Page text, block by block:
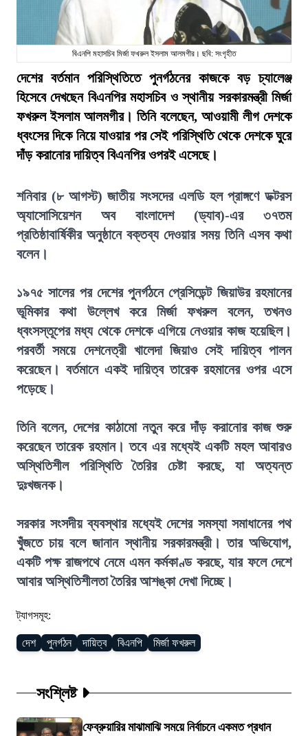
বিএনপি মহাসচিব মির্জা ফখরুল ইসলাম আলমগীর। ছবি: সংগৃহীত
দেশের বর্তমান পরিস্থিতিতে পুনর্গঠনের কাজকে বড় চ্যালেঞ্জ
হিসেবে দেখছেন বিএনপির মহাসচিব ও স্থানীয় সরকারমন্ত্রী মির্জা
ফখরুল ইসলাম আলমগীর। তিনি বলেছেন, আওয়ামী লীগ দেশকে
ধ্বংসের দিকে নিয়ে যাওয়ার পর সেই পরিস্থিতি থেকে দেশকে ঘুরে
দাঁড় করানোর দায়িত্ব বিএনপির ওপরই এসেছে।
শনিবার (৮ আগস্ট) জাতীয় সংসদের এলডি হল প্রাঙ্গণে ডক্টরস
অ্যাসোসিয়েশন অব বাংলাদেশ (ড্যাব)-এর ৩৭তম
প্রতিষ্ঠাবার্ষিকীর অনুষ্ঠানে বক্তব্য দেওয়ার সময় তিনি এসব কথা
বলেন।
১৯৭৫ সালের পর দেশের পুনর্গঠনে প্রেসিডেন্ট জিয়াউর রহমানের
ভূমিকার কথা উল্লেখ করে মির্জা ফখরুল বলেন, তখনও
ধ্বংসস্তূপের মধ্য থেকে দেশকে এগিয়ে নেওয়ার কাজ হয়েছিল।
পরবর্তী সময়ে দেশনেত্রী খালেদা জিয়াও সেই দায়িত্ব পালন
করেছেন। বর্তমানে একই দায়িত্ব তারেক রহমানের ওপর এসে
পড়েছে।
তিনি বলেন, দেশের কাঠামো নতুন করে দাঁড় করানোর কাজ শুরু
করেছেন তারেক রহমান। তবে এর মধ্যেই একটি মহল আবারও
অস্থিতিশীল পরিস্থিতি তৈরির চেষ্টা করছে, যা অত্যন্ত
দুঃখজনক।
সরকার সংসদীয় ব্যবস্থার মধ্যেই দেশের সমস্যা সমাধানের পথ
খুঁজতে চায় বলে জানান স্থানীয় সরকারমন্ত্রী। তার অভিযোগ,
একটি পক্ষ রাজপথে নেমে এমন কর্মকাণ্ড করছে, যার ফলে দেশে
আবার অস্থিতিশীলতা তৈরির আশঙ্কা দেখা দিচ্ছে।
ট্যাগসমূহ:
দেশ পুনর্গঠন দায়িত্ব বিএনপি মির্জা ফখরুল
সংশ্লিষ্ট
ফেব্রুয়ারির মাঝামাঝি সময়ে নির্বাচনে একমত প্রধান